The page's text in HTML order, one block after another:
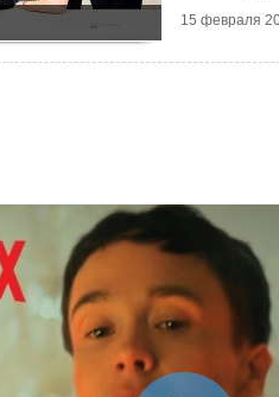
15 февраля